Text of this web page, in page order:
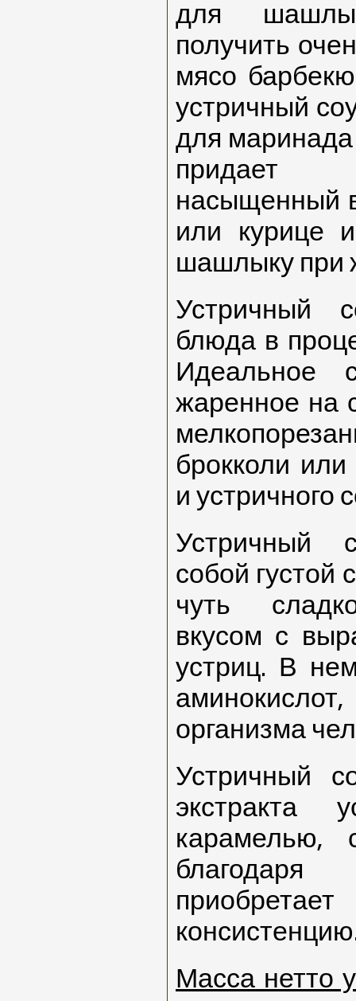
для
получить
мясо
устричный
для
придает
насыщенный
или курице
шашлыку при
Устричный
блюда в
Идеальное
жаренное на
брокколи
и устричного
Устричный
собой густой
чуть
вкусом с
устриц. В
организма
Устричный
экстракта
карамелью,
Масса нетто